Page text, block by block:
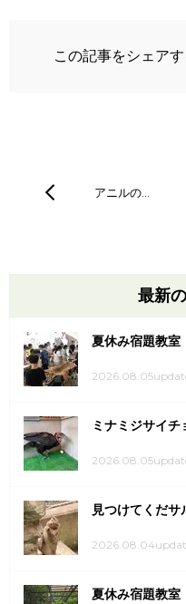
この記事をシェアす
アニルの…
最新
夏休み宿題教室
ミナミジサイ
見つけてくだサ
夏休み宿題教室